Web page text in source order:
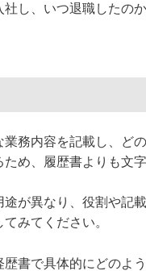
し、いつ退職した
務内容を記載し、ど
め、履歴書よりも文
が異なり、役割や
みてください。
書で具体的にどのよ